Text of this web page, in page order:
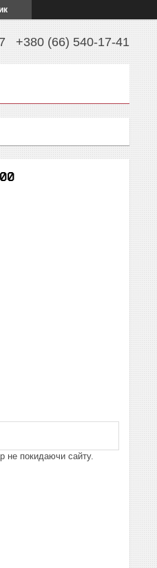
+380 (66) 540-17-41
не покидаючи сайту.